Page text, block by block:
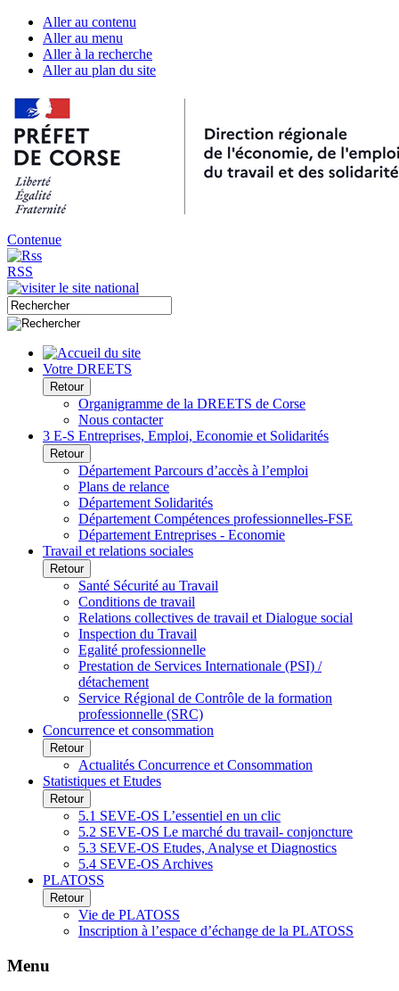
Aller au contenu
Aller au menu
Aller à la recherche
Aller au plan du site
Contenue
RSS
Votre DREETS
Retour
Organigramme de la DREETS de Corse
Nous contacter
3 E-S Entreprises, Emploi, Economie et Solidarités
Retour
Département Parcours d’accès à l’emploi
Plans de relance
Département Solidarités
Département Compétences professionnelles-FSE
Département Entreprises - Economie
Travail et relations sociales
Retour
Santé Sécurité au Travail
Conditions de travail
Relations collectives de travail et Dialogue social
Inspection du Travail
Egalité professionnelle
Prestation de Services Internationale (PSI) /
détachement
Service Régional de Contrôle de la formation
professionnelle (SRC)
Concurrence et consommation
Retour
Actualités Concurrence et Consommation
Statistiques et Etudes
Retour
5.1 SEVE-OS L’essentiel en un clic
5.2 SEVE-OS Le marché du travail- conjoncture
5.3 SEVE-OS Etudes, Analyse et Diagnostics
5.4 SEVE-OS Archives
PLATOSS
Retour
Vie de PLATOSS
Inscription à l’espace d’échange de la PLATOSS
Menu